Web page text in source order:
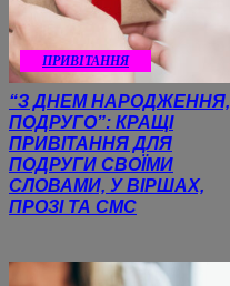
ПРИВІТАННЯ
“З ДНЕМ НАРОДЖЕННЯ,
ПОДРУГО”: КРАЩІ
ПРИВІТАННЯ ДЛЯ
ПОДРУГИ СВОЇМИ
СЛОВАМИ, У ВІРШАХ,
ПРОЗІ ТА СМС